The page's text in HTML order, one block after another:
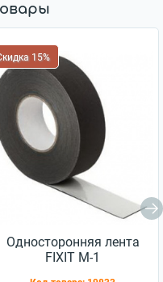
15%
Односторонняя лента
FIXIT М-1